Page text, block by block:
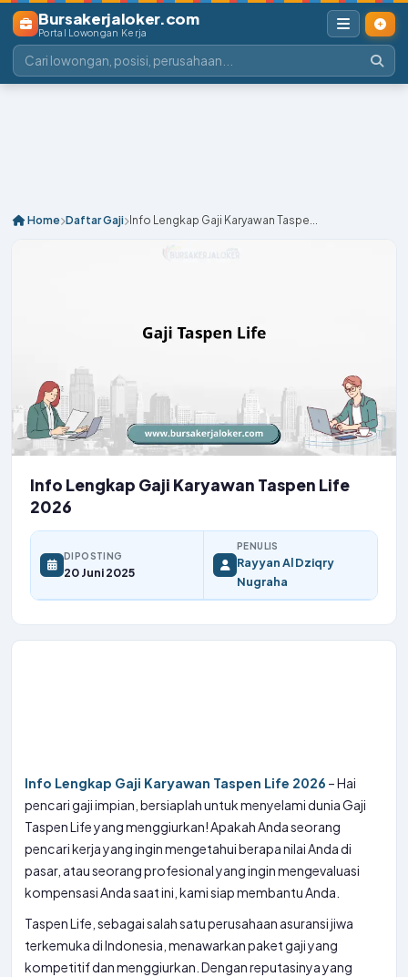
Bursakerjaloker.com
Portal Lowongan Kerja
Home Daftar Gaji Info Lengkap Gaji Karyawan Taspe...
Info Lengkap Gaji Karyawan Taspen Life
2026
DIPOSTING
20 Juni 2025
PENULIS
Rayyan Al Dziqry
Nugraha
Info Lengkap Gaji Karyawan Taspen Life 2026 – Hai
pencari gaji impian, bersiaplah untuk menyelami dunia Gaji
Taspen Life yang menggiurkan! Apakah Anda seorang
pencari kerja yang ingin mengetahui berapa nilai Anda di
pasar, atau seorang profesional yang ingin mengevaluasi
kompensasi Anda saat ini, kami siap membantu Anda.
Taspen Life, sebagai salah satu perusahaan asuransi jiwa
terkemuka di Indonesia, menawarkan paket gaji yang
kompetitif dan menggiurkan. Dengan reputasinya yang